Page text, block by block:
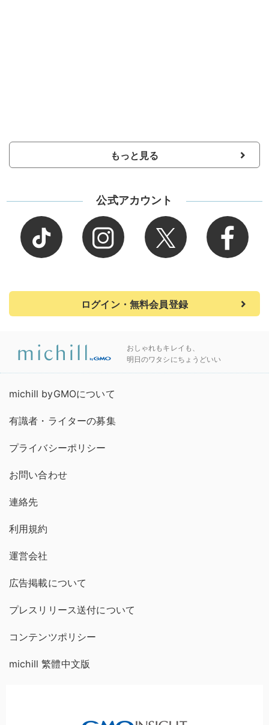
もっと見る
公式アカウント
ログイン・無料会員登録
おしゃれもキレイも、
明日のワタシにちょうどいい
michill byGMOについて
有識者・ライターの募集
プライバシーポリシー
お問い合わせ
連絡先
利用規約
運営会社
広告掲載について
プレスリリース送付について
コンテンツポリシー
michill 繁體中文版